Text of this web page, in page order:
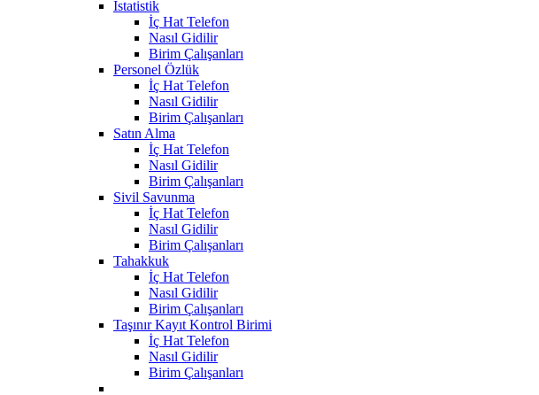
İstatistik
İç Hat Telefon
Nasıl Gidilir
Birim Çalışanları
Personel Özlük
İç Hat Telefon
Nasıl Gidilir
Birim Çalışanları
Satın Alma
İç Hat Telefon
Nasıl Gidilir
Birim Çalışanları
Sivil Savunma
İç Hat Telefon
Nasıl Gidilir
Birim Çalışanları
Tahakkuk
İç Hat Telefon
Nasıl Gidilir
Birim Çalışanları
Taşınır Kayıt Kontrol Birimi
İç Hat Telefon
Nasıl Gidilir
Birim Çalışanları